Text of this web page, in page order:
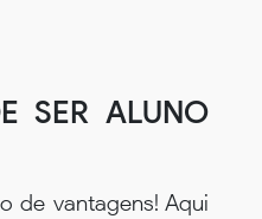
SER ALUNO
de vantagens! Aqui